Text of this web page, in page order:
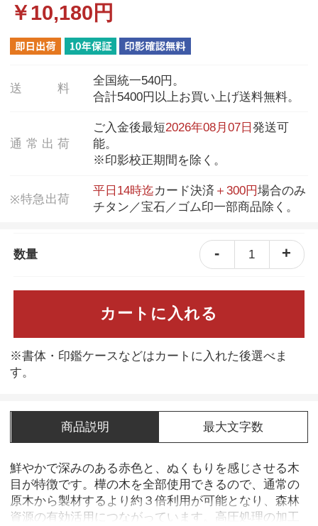
￥10,180 円
送 料
全国統一540円。
合計5400円以上お買い上げ送料無料。
通 常 出 荷
ご入金後最短2026年08月07日発送可
能。
※印影校正期間を除く。
※特急出荷
平日14時迄カード決済 ＋300円場合のみ
チタン／宝石／ゴム印一部商品除く。
数量 - 1 +
カートに入れる
※書体・印鑑ケースなどはカートに入れた後選べま
す。
商品説明 最大文字数
鮮やかで深みのある赤色と、ぬくもりを感じさせる木
目が特徴です。樺の木を全部使用できるので、通常の
原木から製材するより約３倍利用が可能となり、森林
資源の有効活用につながっています。高圧処理の加工